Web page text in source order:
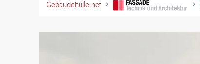
Gebäudehülle.net